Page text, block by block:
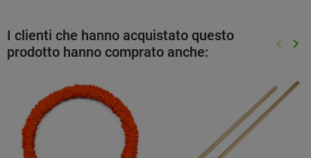
I clienti che hanno acquistato questo
prodotto hanno comprato anche:
keyboard_arrow_left keyboard_arrow_right